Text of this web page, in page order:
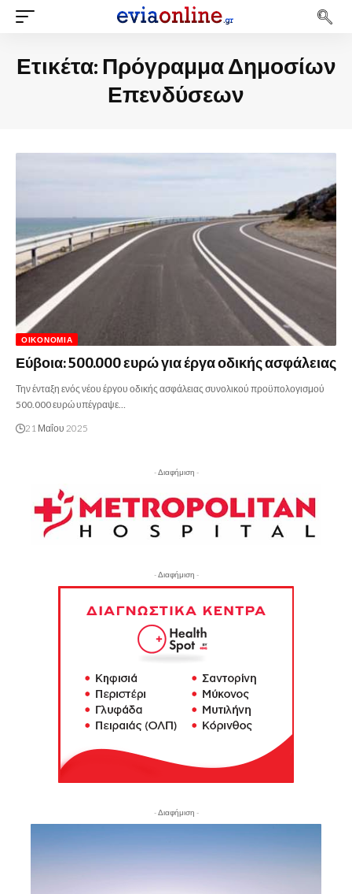
Ετικέτα: Πρόγραμμα Δημοσίων
Επενδύσεων
ΟΙΚΟΝΟΜΊΑ
Εύβοια: 500.000 ευρώ για έργα οδικής ασφάλειας
Την ένταξη ενός νέου έργου οδικής ασφάλειας συνολικού προϋπολογισμού
500.000 ευρώ υπέγραψε…
21 Μαΐου 2025
- Διαφήμιση -
- Διαφήμιση -
- Διαφήμιση -